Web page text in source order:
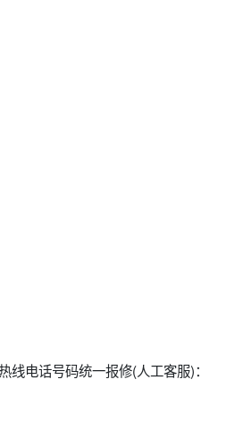
线电话号码统一报修(人工客服)：